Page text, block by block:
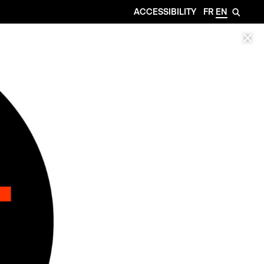
ACCESSIBILITY FR EN 🔎
✕